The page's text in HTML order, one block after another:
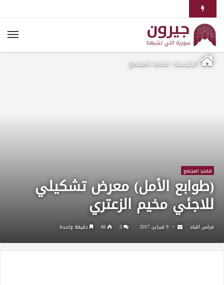
الرئيسية/قضايا المجتمع
قضايا المجتمع
(طوابع الأمل) معرض تشكيلي
للاجئي مخيم الزعتري
فراس اللباد 9 فبراير، 2017 48 دقيقة واحدة